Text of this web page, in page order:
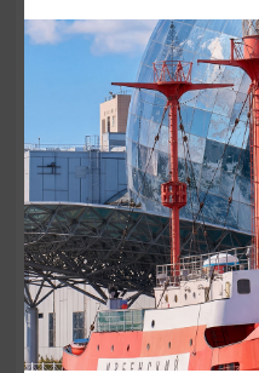
ОТ 800₽
КОНЦЕРТЫ
«От Вивальди до